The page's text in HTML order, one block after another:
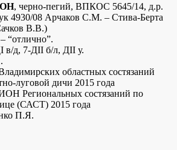
, черно-пегий, ВПКОС 5645/14, д.р.
4930/08 Арчаков С.М. – Стива-Берта
В.В.)
“отлично”.
д, 7-ДII б/л, ДII у.
областных состязаний
луговой дичи 2015 года
Региональных состязаний по
(САСТ) 2015 года
П.Я.